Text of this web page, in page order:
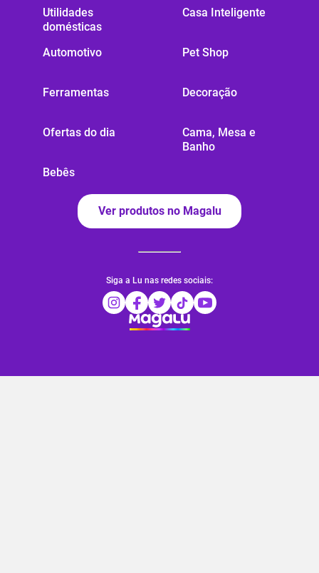
Utilidades
domésticas
Automotivo
Ferramentas
Ofertas do dia
Bebês
Casa Inteligente
Pet Shop
Decoração
Cama, Mesa e
Banho
Ver produtos no Magalu
Siga a Lu nas redes sociais: